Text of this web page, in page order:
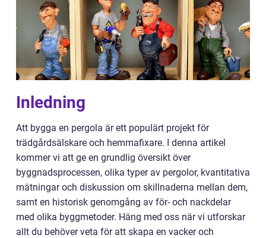
Inledning
Att bygga en pergola är ett populärt projekt för
trädgårdsälskare och hemmafixare. I denna artikel
kommer vi att ge en grundlig översikt över
byggnadsprocessen, olika typer av pergolor, kvantitativa
mätningar och diskussion om skillnaderna mellan dem,
samt en historisk genomgång av för- och nackdelar
med olika byggmetoder. Häng med oss när vi utforskar
allt du behöver veta för att skapa en vacker och